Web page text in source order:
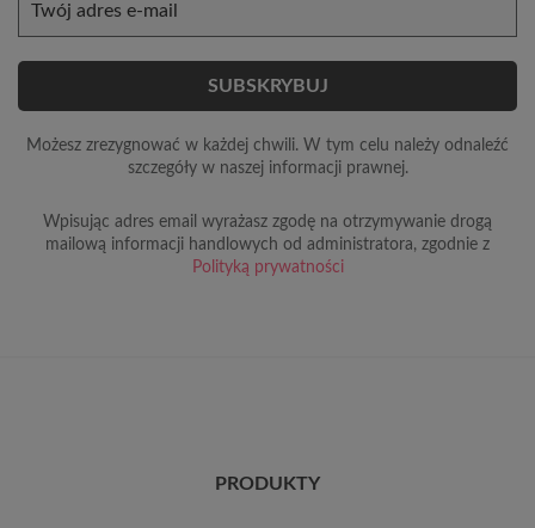
Możesz zrezygnować w każdej chwili. W tym celu należy odnaleźć
szczegóły w naszej informacji prawnej.
Wpisując adres email wyrażasz zgodę na otrzymywanie drogą
mailową informacji handlowych od administratora, zgodnie z
Polityką prywatności
PRODUKTY